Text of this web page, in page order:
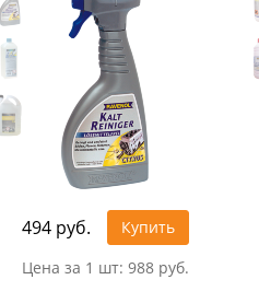
494 руб.
Купить
Цена за 1 шт: 988 руб.